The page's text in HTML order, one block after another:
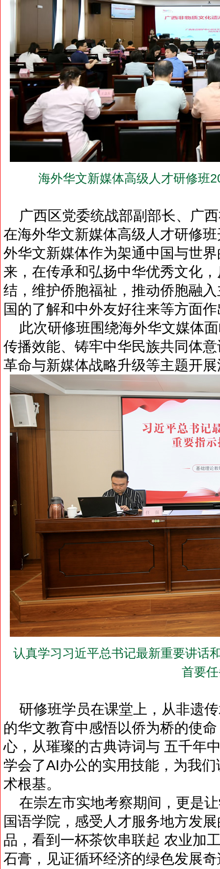
海外华文新媒体高级人才研修班
广西区党委统战部副部长、广
在海外华文新媒体高级人才研修
外华文新媒体作为架通中国与世
来，在传承和弘扬中华优秀文化
结，维护侨胞福祉，推动侨胞融
国的了解和中外友好往来等方面
此次研修班围绕海外华文媒体
传播效能、铸牢中华民族共同体
革命与新媒体战略升级等主题开
认真学习习近平总书记最新重要讲话
首要
研修班学员在课堂上，从非遗
的华文教育中感悟以侨为桥的使
心，从璀璨的古典诗词与 五千年
学会了AI办公的实用技能，为我
术根基。
在崇左市实地考察期间，更是
国语学院，感受人才服务地方发
品，看到一杯茶饮串联起 农业加
石膏，见证循环经济的绿色发展